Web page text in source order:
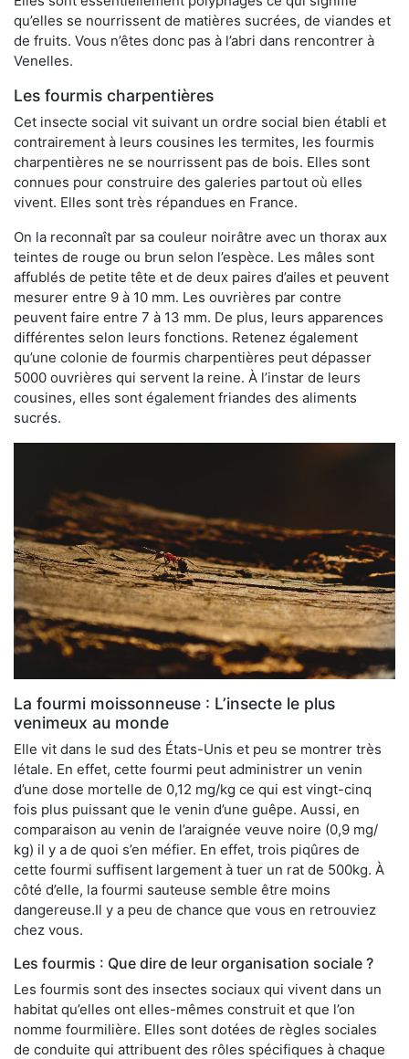
qu’elles se nourrissent de matières sucrées, de viandes et
de fruits. Vous n’êtes donc pas à l’abri dans rencontrer à
Venelles.
Les fourmis charpentières
Cet insecte social vit suivant un ordre social bien établi et
contrairement à leurs cousines les termites, les fourmis
charpentières ne se nourrissent pas de bois. Elles sont
connues pour construire des galeries partout où elles
vivent. Elles sont très répandues en France.
On la reconnaît par sa couleur noirâtre avec un thorax aux
teintes de rouge ou brun selon l’espèce. Les mâles sont
affublés de petite tête et de deux paires d’ailes et peuvent
mesurer entre 9 à 10 mm. Les ouvrières par contre
peuvent faire entre 7 à 13 mm. De plus, leurs apparences
différentes selon leurs fonctions. Retenez également
qu’une colonie de fourmis charpentières peut dépasser
5000 ouvrières qui servent la reine. À l’instar de leurs
cousines, elles sont également friandes des aliments
sucrés.
La fourmi moissonneuse : L’insecte le plus
venimeux au monde
Elle vit dans le sud des États-Unis et peu se montrer très
létale. En effet, cette fourmi peut administrer un venin
d’une dose mortelle de 0,12 mg/kg ce qui est vingt-cinq
fois plus puissant que le venin d’une guêpe. Aussi, en
comparaison au venin de l’araignée veuve noire (0,9 mg/
kg) il y a de quoi s’en méfier. En effet, trois piqûres de
cette fourmi suffisent largement à tuer un rat de 500kg. À
côté d’elle, la fourmi sauteuse semble être moins
dangereuse.Il y a peu de chance que vous en retrouviez
chez vous.
Les fourmis : Que dire de leur organisation sociale ?
Les fourmis sont des insectes sociaux qui vivent dans un
habitat qu’elles ont elles-mêmes construit et que l’on
nomme fourmilière. Elles sont dotées de règles sociales
de conduite qui attribuent des rôles spécifiques à chaque